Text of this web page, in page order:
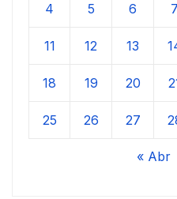
4 5 6 7
11 12 13
18 19 20
25 26 27
« Abr